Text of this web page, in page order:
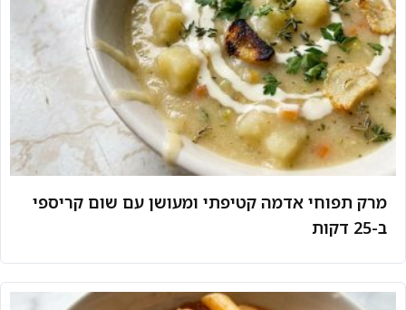
מרק תפוחי אדמה קטיפתי ומעושן עם שום קריספי
ב-25 דקות